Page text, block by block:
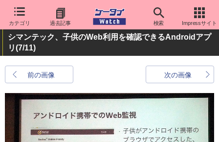
カテゴリ 過去記事 検索 Impressサイト
シマンテック、子供のWeb利用を確認できるAndroidアプ
リ(7/11)
前の画像 次の画像